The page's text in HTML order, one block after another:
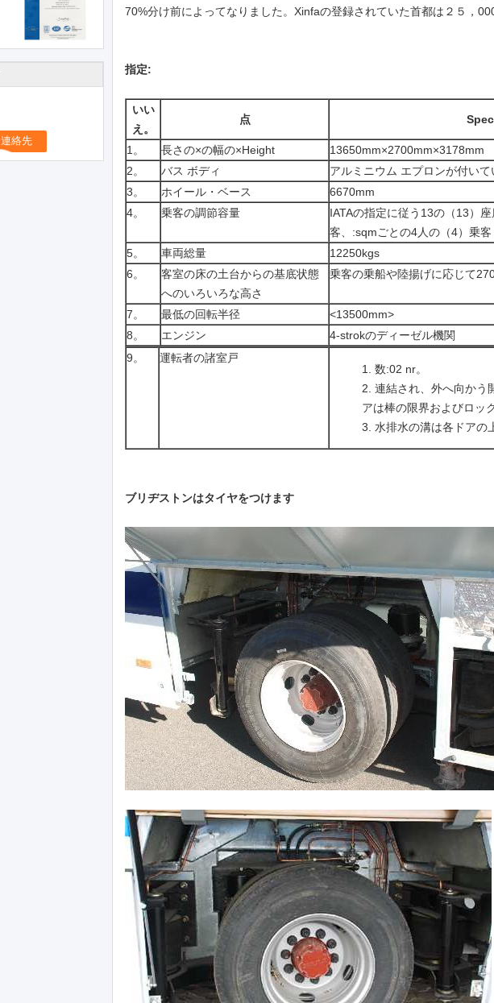
70%分け前によってなりました。Xinfaの登録されていた首都は２５，
指定:
いい
え。
点
1。 長さの×の幅の×Height
13650mm×2700mm×3178mm
2。
バス ボディ
アルミニウム エプロンが付い
3。
ホイール・ベース
6670mm
4。
乗客の調節容量
IATAの指定に従う13の（13）
客、:sqmごとの4人の（4）乗客
5。
車両総量
12250kgs
6。
客室の床の土台からの基底状態
へのいろいろな高さ
乗客の乗船や陸揚げに応じて
7。 最低の回転半径
<13500mm>
8。
エンジン
4-strokのディーゼル機関
9。
運転者の諸室戸
数:02 nr。
連結され、外へ向かう
アは棒の限界およびロッ
水排水の溝は各ドアの
ブリヂストンはタイヤをつけます